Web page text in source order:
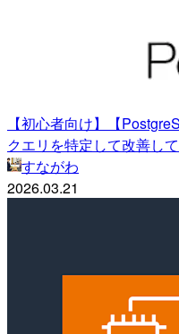
【初心者向け】【
クエリを特定して改善し
すながわ
2026.03.21